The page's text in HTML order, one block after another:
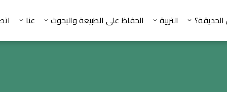
التربية الحفاظ على الطبيعة والبحوث عنا